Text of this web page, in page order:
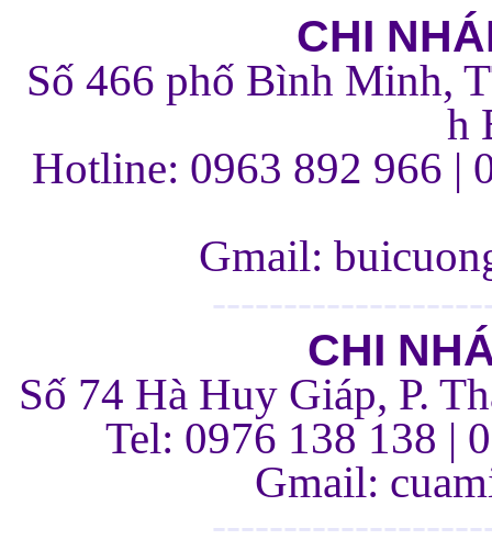
CHI
Số 466 phố Bình Minh,
h
Hotline: 0963 892 966 |
Gmail:
CHI
Số 74 Hà Huy Giáp, P.
Tel: 0976 138 138 |
Gmail: